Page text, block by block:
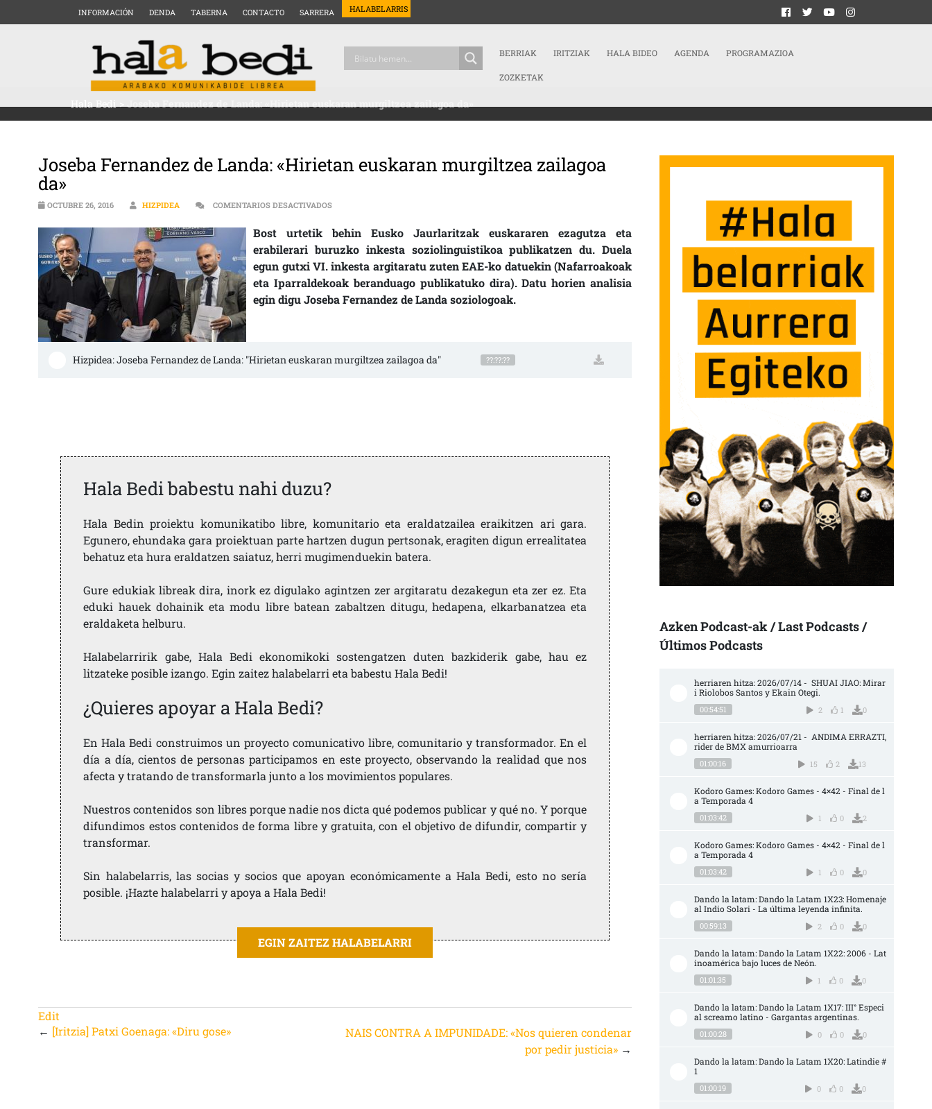
INFORMACIÓN DENDA TABERNA CONTACTO SARRERA HALABELARRIS
BERRIAK IRITZIAK HALA BIDEO AGENDA PROGRAMAZIOA
ZOZKETAK
Hala Bedi>Joseba Fernandez de Landa: «Hirietan euskaran murgiltzea zailagoa da»
Joseba Fernandez de Landa: «Hirietan euskaran murgiltzea zailagoa
da»
OCTUBRE 26, 2016 HIZPIDEA COMENTARIOS DESACTIVADOSEN JOSEBA FERNANDEZ DE LANDA: «HIRIETAN EUSKARAN MURGILTZEA ZAILAGOA DA»
Bost urtetik behin Eusko Jaurlaritzak euskararen ezagutza eta
erabilerari buruzko inkesta soziolinguistikoa publikatzen du. Duela
egun gutxi VI. inkesta argitaratu zuten EAE-ko datuekin (Nafarroakoak
eta Iparraldekoak beranduago publikatuko dira). Datu horien analisia
egin digu Joseba Fernandez de Landa soziologoak.
Hizpidea: Joseba Fernandez de Landa: "Hirietan euskaran murgiltzea zailagoa da" ??:??:??
Hala Bedi babestu nahi duzu?
Hala Bedin proiektu komunikatibo libre, komunitario eta eraldatzailea eraikitzen ari gara.
Egunero, ehundaka gara proiektuan parte hartzen dugun pertsonak, eragiten digun errealitatea
behatuz eta hura eraldatzen saiatuz, herri mugimenduekin batera.
Gure edukiak libreak dira, inork ez digulako agintzen zer argitaratu dezakegun eta zer ez. Eta
eduki hauek dohainik eta modu libre batean zabaltzen ditugu, hedapena, elkarbanatzea eta
eraldaketa helburu.
Halabelarririk gabe, Hala Bedi ekonomikoki sostengatzen duten bazkiderik gabe, hau ez
litzateke posible izango. Egin zaitez halabelarri eta babestu Hala Bedi!
¿Quieres apoyar a Hala Bedi?
En Hala Bedi construimos un proyecto comunicativo libre, comunitario y transformador. En el
día a día, cientos de personas participamos en este proyecto, observando la realidad que nos
afecta y tratando de transformarla junto a los movimientos populares.
Nuestros contenidos son libres porque nadie nos dicta qué podemos publicar y qué no. Y porque
difundimos estos contenidos de forma libre y gratuita, con el objetivo de difundir, compartir y
transformar.
Sin halabelarris, las socias y socios que apoyan económicamente a Hala Bedi, esto no sería
posible. ¡Hazte halabelarri y apoya a Hala Bedi!
EGIN ZAITEZ HALABELARRI
Edit
← [Iritzia] Patxi Goenaga: «Diru gose»
NAIS CONTRA A IMPUNIDADE: «Nos quieren condenar
por pedir justicia»→
Azken Podcast-ak / Last Podcasts /
Últimos Podcasts
herriaren hitza: 2026/07/14 -  SHUAI JIAO: Mirar
i Riolobos Santos y Ekain Otegi.
00:54:51 2 1 0
herriaren hitza: 2026/07/21 -  ANDIMA ERRAZTI,
rider de BMX amurrioarra
01:00:16 15 2 13
Kodoro Games: Kodoro Games - 4×42 - Final de l
a Temporada 4
01:03:42 1 0 2
Kodoro Games: Kodoro Games - 4×42 - Final de l
a Temporada 4
01:03:42 1 0 0
Dando la latam: Dando la Latam 1X23: Homenaje
al Indio Solari - La última leyenda infinita.
00:59:13 2 0 0
Dando la latam: Dando la Latam 1X22: 2006 - Lat
inoamérica bajo luces de Neón.
01:01:35 1 0 0
Dando la latam: Dando la Latam 1X17: III° Especi
al screamo latino - Gargantas argentinas.
01:00:28 0 0 0
Dando la latam: Dando la Latam 1X20: Latindie #
1
01:00:19 0 0 0